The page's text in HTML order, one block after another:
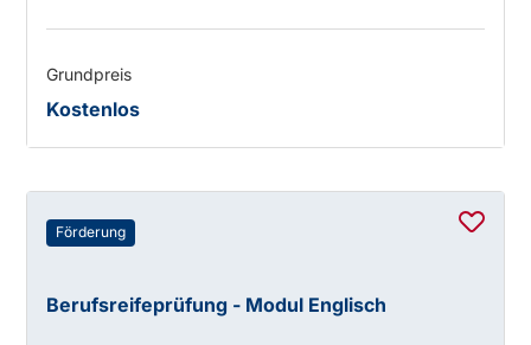
Grundpreis
Kostenlos
Förderung
Berufsreifeprüfung - Modul Englisch